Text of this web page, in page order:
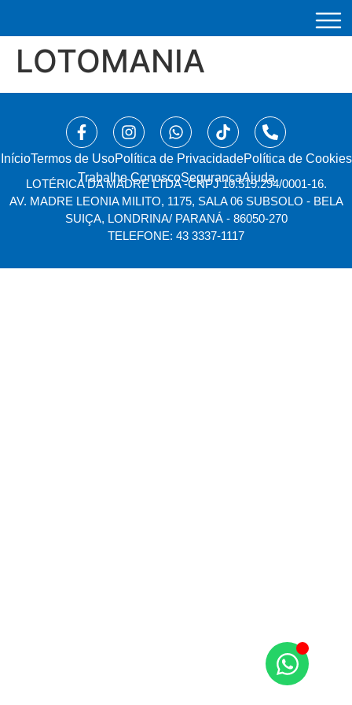
LOTOMANIA
Início⁠Termos de UsoPolítica de PrivacidadePolítica de Cookies
Trabalhe ConoscoSegurançaAjuda
LOTÉRICA DA MADRE LTDA -CNPJ 10.519.294/0001-16.
AV. MADRE LEONIA MILITO, 1175, SALA 06 SUBSOLO - BELA
SUIÇA, LONDRINA/ PARANÁ - 86050-270
TELEFONE: 43 3337-1117